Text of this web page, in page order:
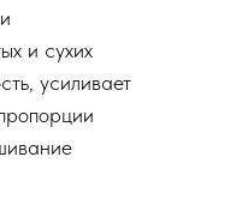
и сухих
усиливает